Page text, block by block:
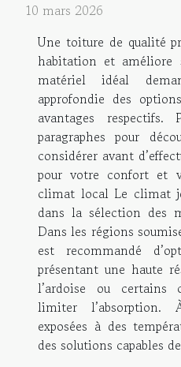
10 mars 2026
Une toiture de qualité
habitation et
matériel idéal
approfondie des
avantages respectifs.
paragraphes pour
considérer avant
pour votre confort et
climat local Le climat
dans la sélection des
Dans les régions
est recommandé
présentant une haute
l’ardoise ou certains
limiter l’absorption.
exposées à des
des solutions capables